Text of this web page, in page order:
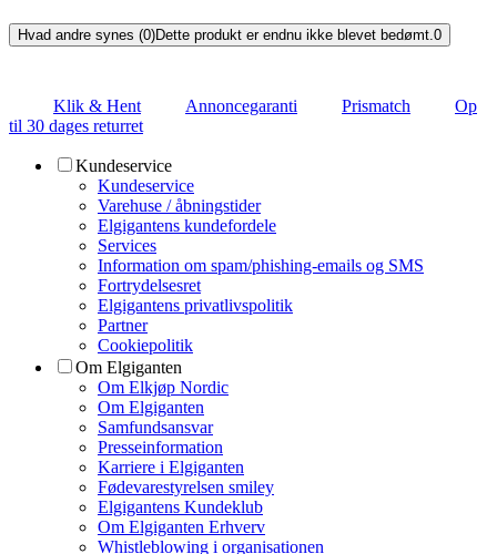
Hvad andre synes (0)Dette produkt er endnu ikke blevet bedømt. 0
Klik & Hent Annoncegaranti Prismatch
Op
til 30 dages returret
Kundeservice
Kundeservice
Varehuse / åbningstider
Elgigantens kundefordele
Services
Information om spam/phishing-emails og SMS
Fortrydelsesret
Elgigantens privatlivspolitik
Partner
Cookiepolitik
Om Elgiganten
Om Elkjøp Nordic
Om Elgiganten
Samfundsansvar
Presseinformation
Karriere i Elgiganten
Fødevarestyrelsen smiley
Elgigantens Kundeklub
Om Elgiganten Erhverv
Whistleblowing i organisationen